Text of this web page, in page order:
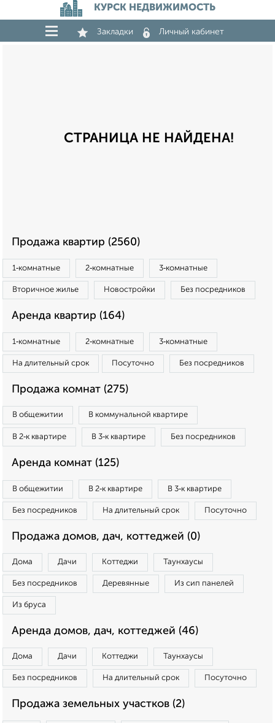
КУРСК НЕДВИЖИМОСТЬ
Закладки Личный кабинет
СТРАНИЦА НЕ НАЙДЕНА!
Продажа квартир (2560)
1‑комнатные 2‑комнатные 3‑комнатные
Вторичное жилье Новостройки Без посредников
Аренда квартир (164)
1‑комнатные 2‑комнатные 3‑комнатные
На длительный срок Посуточно Без посредников
Продажа комнат (275)
В общежитии В коммунальной квартире
В 2‑к квартире В 3‑к квартире Без посредников
Аренда комнат (125)
В общежитии В 2‑к квартире В 3‑к квартире
Без посредников На длительный срок Посуточно
Продажа домов, дач, коттеджей (0)
Дома Дачи Коттеджи Таунхаусы
Без посредников Деревянные Из сип панелей
Из бруса
Аренда домов, дач, коттеджей (46)
Дома Дачи Коттеджи Таунхаусы
Без посредников На длительный срок Посуточно
Продажа земельных участков (2)